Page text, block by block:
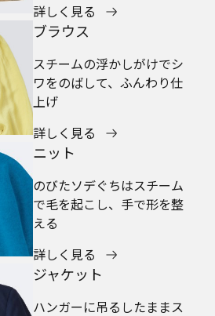
詳しく見る
ブラウス
スチームの浮かしがけでシ
ワをのばして、ふんわり仕
上げ
詳しく見る
ニット
のびたソデぐちはスチーム
で毛を起こし、手で形を整
える
詳しく見る
ジャケット
ハンガーに吊るしたままス